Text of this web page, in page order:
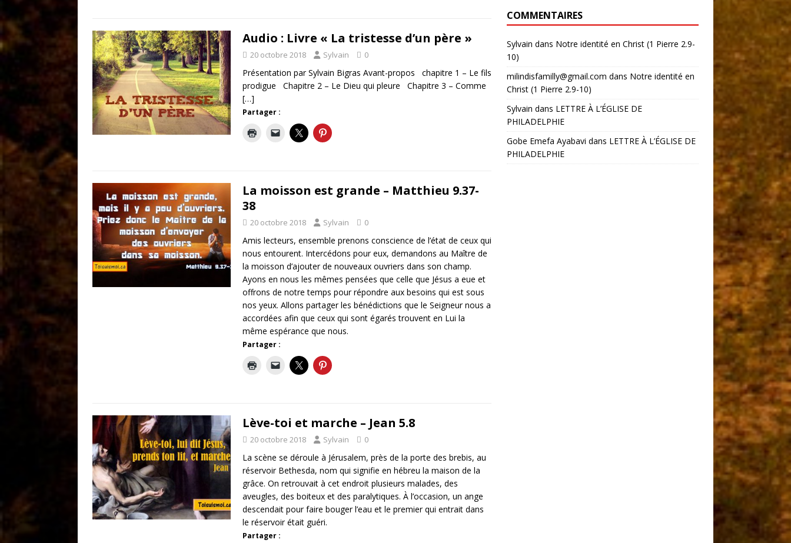
Audio : Livre « La tristesse d’un père »
20 octobre 2018 Sylvain 0
Présentation par Sylvain Bigras Avant-propos chapitre 1 – Le fils
prodigue Chapitre 2 – Le Dieu qui pleure Chapitre 3 – Comme
[…]
Partager :
La moisson est grande – Matthieu 9.37-
38
20 octobre 2018 Sylvain 0
Amis lecteurs, ensemble prenons conscience de l’état de ceux qui
nous entourent. Intercédons pour eux, demandons au Maître de
la moisson d’ajouter de nouveaux ouvriers dans son champ.
Ayons en nous les mêmes pensées que celle que Jésus a eue et
offrons de notre temps pour répondre aux besoins qui est sous
nos yeux. Allons partager les bénédictions que le Seigneur nous a
accordées afin que ceux qui sont égarés trouvent en Lui la
même espérance que nous.
Partager :
Lève-toi et marche – Jean 5.8
20 octobre 2018 Sylvain 0
La scène se déroule à Jérusalem, près de la porte des brebis, au
réservoir Bethesda, nom qui signifie en hébreu la maison de la
grâce. On retrouvait à cet endroit plusieurs malades, des
aveugles, des boiteux et des paralytiques. À l’occasion, un ange
descendait pour faire bouger l’eau et le premier qui entrait dans
le réservoir était guéri.
Partager :
COMMENTAIRES
Sylvain dans Notre identité en Christ (1 Pierre 2.9-
10)
milindisfamilly@gmail.com dans Notre identité en
Christ (1 Pierre 2.9-10)
Sylvain dans LETTRE À L’ÉGLISE DE
PHILADELPHIE
Gobe Emefa Ayabavi dans LETTRE À L’ÉGLISE DE
PHILADELPHIE